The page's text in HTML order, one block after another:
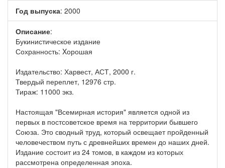
Год выпуска: 2000
Описание:
Букинистическое издание
Сохранность: Xорошая
Издательство: Харвест, АСТ, 2000 г.
Твердый переплет, 12976 стр.
Тираж: 11000 экз.
Настоящая "Всемирная история" является одной из
первых в постсоветское время на территории бывшего
Союза. Это сводный труд, который освещает пройденный
человечеством путь с древнейших времен до наших дней.
Издание состоит из 24 томов, в каждом из которых
рассмотрена определенная эпоха.